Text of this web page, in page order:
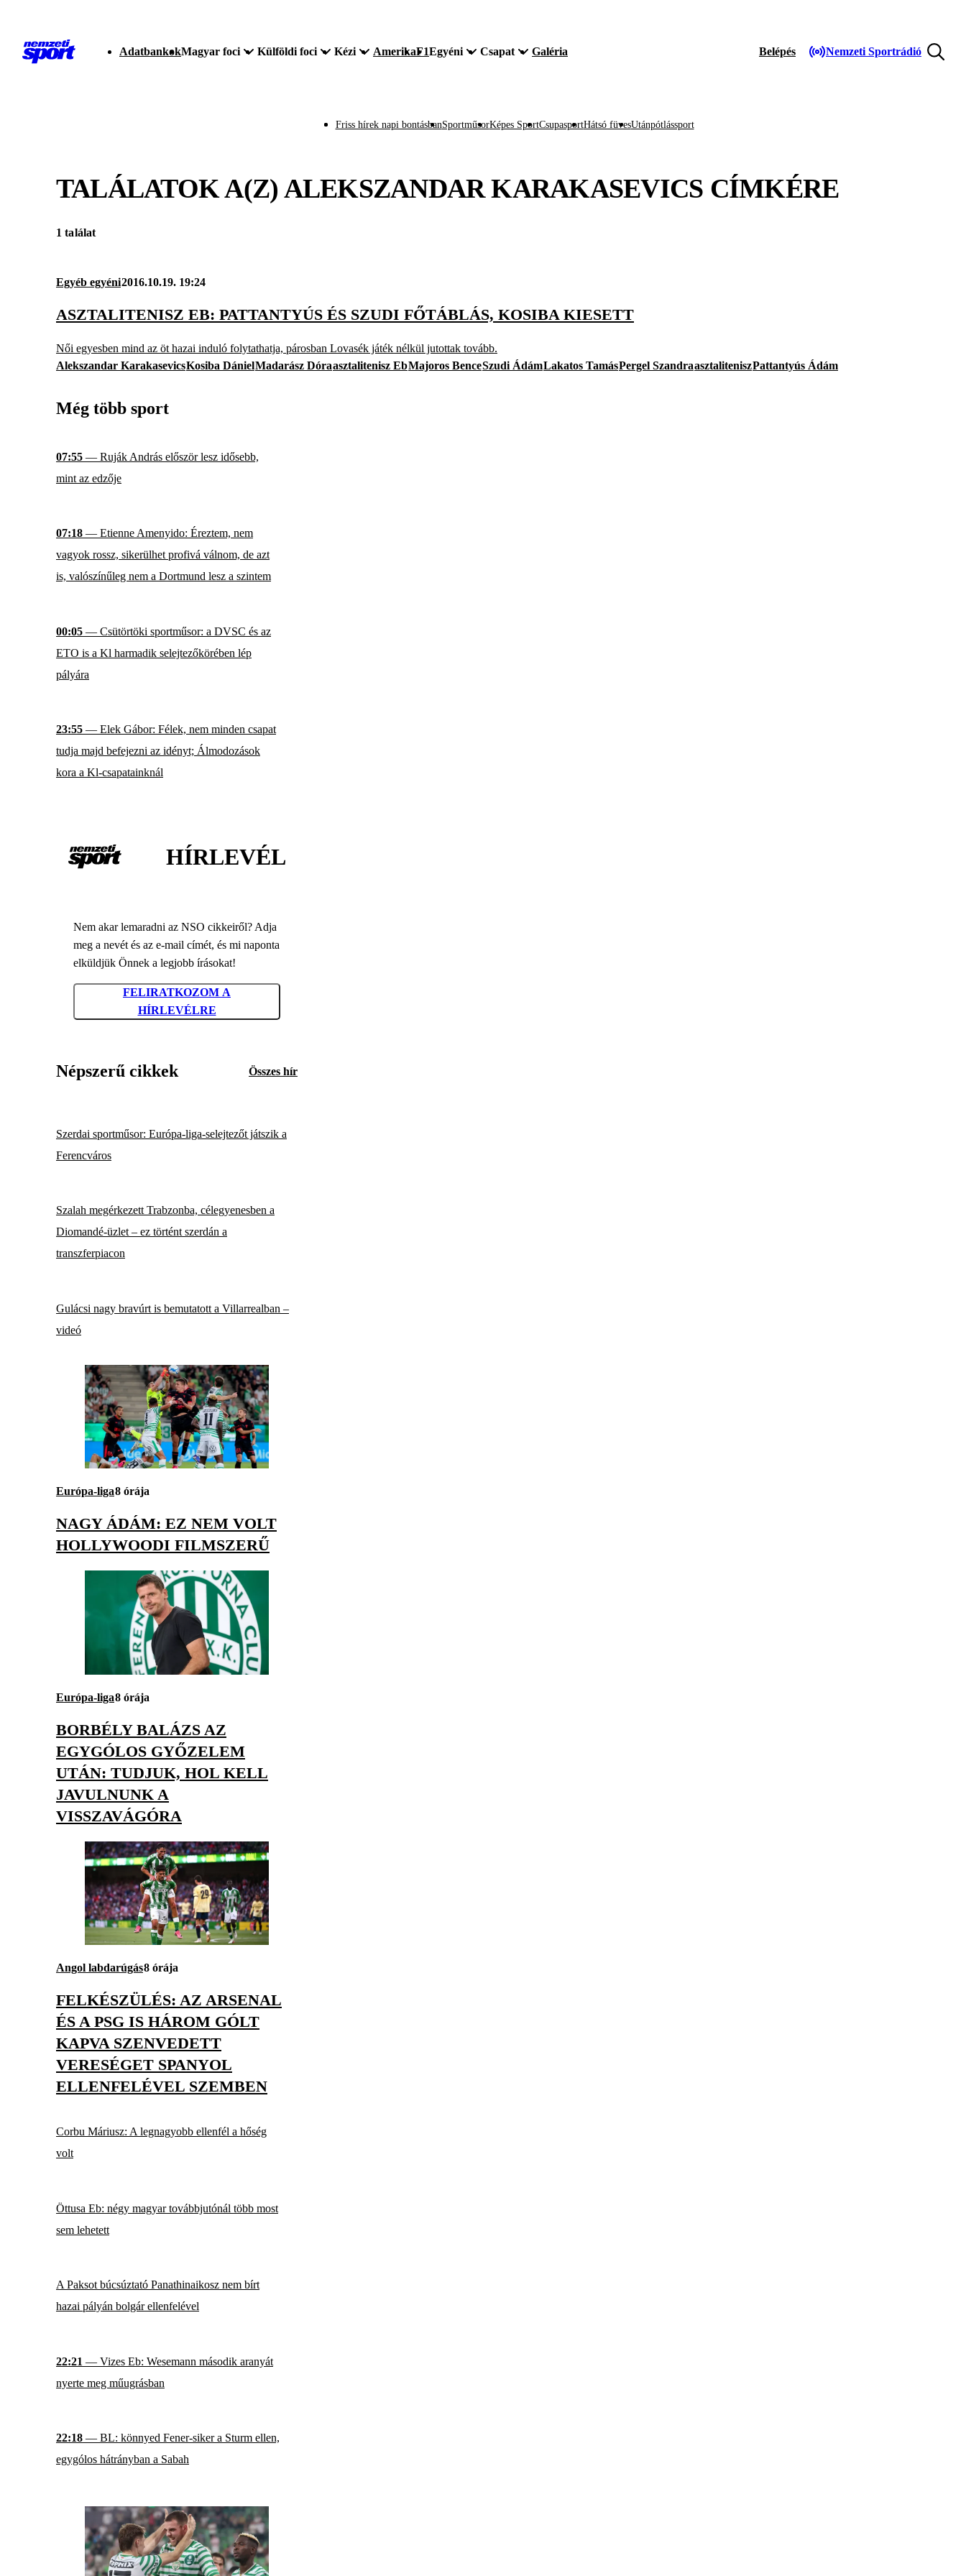
AdatbankokMagyar foci Külföldi foci Kézi AmerikaF1Egyéni Csapat Galéria Belépés Nemzeti Sportrádió
Friss hírek napi bontásbanSportműsorKépes SportCsupasportHátsó füvesUtánpótlássport
TALÁLATOK A(Z) ALEKSZANDAR KARAKASEVICS CÍMKÉRE
1 találat
Egyéb egyéni2016.10.19. 19:24
ASZTALITENISZ EB: PATTANTYÚS ÉS SZUDI FŐTÁBLÁS, KOSIBA KIESETT
Női egyesben mind az öt hazai induló folytathatja, párosban Lovasék játék nélkül jutottak tovább.
Alekszandar KarakasevicsKosiba DánielMadarász Dóraasztalitenisz EbMajoros BenceSzudi ÁdámLakatos TamásPergel SzandraasztaliteniszPattantyús Ádám
Még több sport
07:55 — Ruják András először lesz idősebb,
mint az edzője
07:18 — Etienne Amenyido: Éreztem, nem
vagyok rossz, sikerülhet profivá válnom, de azt
is, valószínűleg nem a Dortmund lesz a szintem
00:05 — Csütörtöki sportműsor: a DVSC és az
ETO is a Kl harmadik selejtezőkörében lép
pályára
23:55 — Elek Gábor: Félek, nem minden csapat
tudja majd befejezni az idényt; Álmodozások
kora a Kl-csapatainknál
HÍRLEVÉL
Nem akar lemaradni az NSO cikkeiről? Adja
meg a nevét és az e-mail címét, és mi naponta
elküldjük Önnek a legjobb írásokat!
FELIRATKOZOM A
HÍRLEVÉLRE
Népszerű cikkek Összes hír
Szerdai sportműsor: Európa-liga-selejtezőt játszik a
Ferencváros
Szalah megérkezett Trabzonba, célegyenesben a
Diomandé-üzlet – ez történt szerdán a
transzferpiacon
Gulácsi nagy bravúrt is bemutatott a Villarrealban –
videó
Európa-liga8 órája
NAGY ÁDÁM: EZ NEM VOLT
HOLLYWOODI FILMSZERŰ
Európa-liga8 órája
BORBÉLY BALÁZS AZ
EGYGÓLOS GYŐZELEM
UTÁN: TUDJUK, HOL KELL
JAVULNUNK A
VISSZAVÁGÓRA
Angol labdarúgás8 órája
FELKÉSZÜLÉS: AZ ARSENAL
ÉS A PSG IS HÁROM GÓLT
KAPVA SZENVEDETT
VERESÉGET SPANYOL
ELLENFELÉVEL SZEMBEN
Corbu Máriusz: A legnagyobb ellenfél a hőség
volt
Öttusa Eb: négy magyar továbbjutónál több most
sem lehetett
A Paksot búcsúztató Panathinaikosz nem bírt
hazai pályán bolgár ellenfelével
22:21 — Vizes Eb: Wesemann második aranyát
nyerte meg műugrásban
22:18 — BL: könnyed Fener-siker a Sturm ellen,
egygólos hátrányban a Sabah